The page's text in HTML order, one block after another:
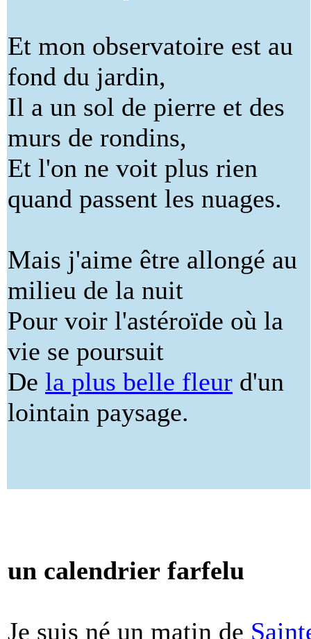
Et mon observatoire est au
fond du jardin,
Il a un sol de pierre et des
murs de rondins,
Et l'on ne voit plus rien
quand passent les nuages.
Mais j'aime être allongé au
milieu de la nuit
Pour voir l'astéroïde où la
vie se poursuit
De la plus belle fleur d'un
lointain paysage.
un calendrier farfelu
Je suis né un matin de